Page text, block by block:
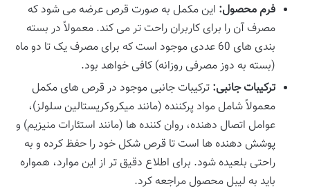
فرم محصول: این مکمل به صورت قرص عرضه می شود که
مصرف آن را برای کاربران راحت تر می کند. معمولاً در بسته
بندی های 60 عددی موجود است که برای مصرف یک تا دو ماه
(بسته به دوز مصرفی روزانه) کافی خواهد بود.
ترکیبات جانبی: ترکیبات جانبی موجود در قرص های مکمل
معمولاً شامل مواد پرکننده (مانند میکروکریستالین سلولز)،
عوامل اتصال دهنده، روان کننده ها (مانند استئارات منیزیم) و
پوشش دهنده ها است تا قرص شکل خود را حفظ کرده و به
راحتی بلعیده شود. برای اطلاع دقیق تر از این موارد، همواره
باید به لیبل محصول مراجعه کرد.